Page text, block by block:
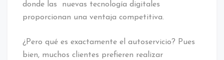
donde las nuevas tecnología digitales
proporcionan una ventaja competitiva.
¿Pero qué es exactamente el autoservicio? Pues
bien, muchos clientes prefieren realizar